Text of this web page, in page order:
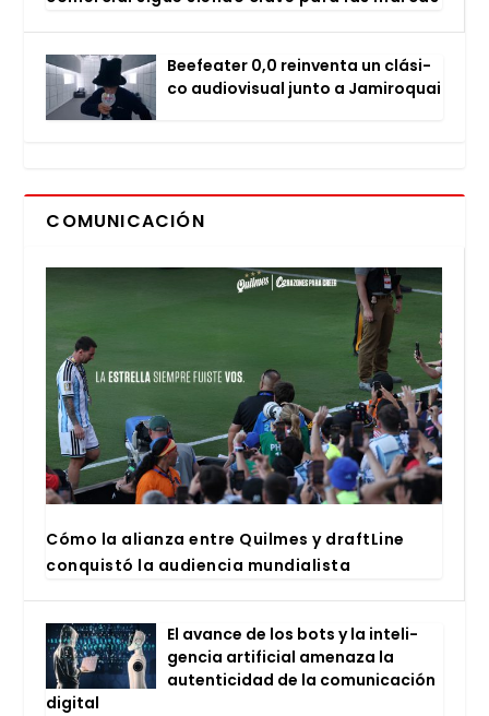
Bee­fea­ter 0,0 rein­ven­ta un clá­si­
co audio­vi­sual jun­to a Jami­ro­quai
COMUNICACIÓN
Cómo la alian­za entre Quil­mes y draftLi­ne
con­quis­tó la audien­cia mun­dia­lis­ta
El avan­ce de los bots y la inte­li­
gen­cia arti­fi­cial ame­na­za la
auten­ti­ci­dad de la comu­ni­ca­ción
digi­tal